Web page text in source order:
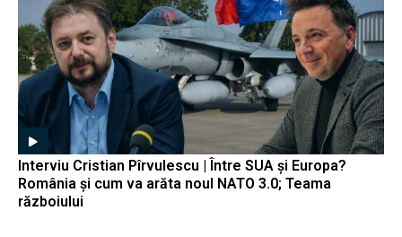
Interviu Cristian Pîrvulescu | Între SUA și Europa?
România și cum va arăta noul NATO 3.0; Teama
războiului